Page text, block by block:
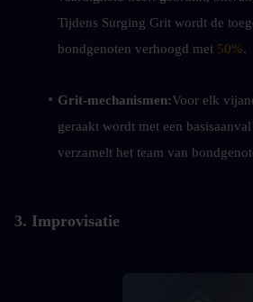
Tijdens Surging Grit wordt de
bondgenoten verhoogd met 50%.
Grit-mechanismen:Voor elk
geraakt wordt met een
verzamelt het team van
3. Improvisatie